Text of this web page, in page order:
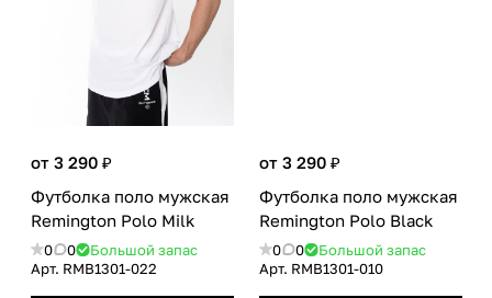
от 3 290 ₽
Футболка поло мужская
Remington Polo Milk
0 0
Большой запас
Арт. RMB1301-022
от 3 290 ₽
Футболка поло мужская
Remington Polo Black
0 0
Большой запас
Арт. RMB1301-010